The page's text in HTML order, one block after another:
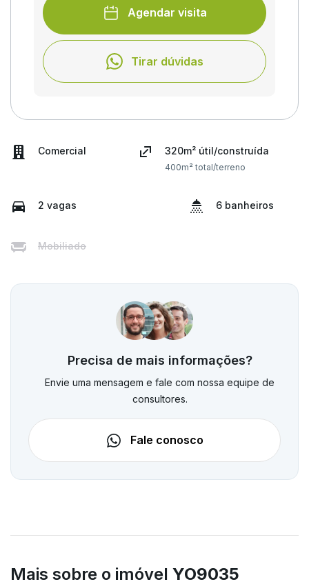
Agendar visita
Tirar dúvidas
Comercial 320m² útil/construída
400m² total/terreno
2 vagas 6 banheiros
Mobiliado
Precisa de mais informações?
Envie uma mensagem e fale com nossa equipe de
consultores.
Fale conosco
Mais sobre o imóvel YO9035